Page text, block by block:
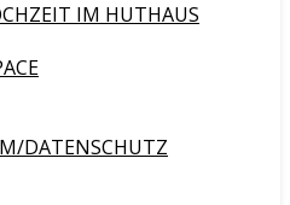
IM HUTHAUS
DATENSCHUTZ